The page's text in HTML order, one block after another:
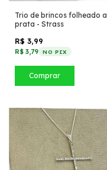
Trio de brincos folheado a
prata - Strass
R$ 3,99
R$ 3,79 NO PIX
Comprar